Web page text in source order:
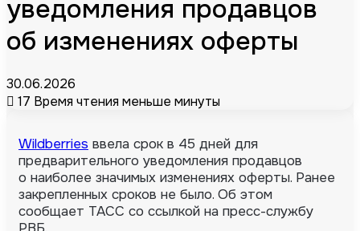
уведомления продавцов
об изменениях оферты
30.06.2026
17 Время чтения меньше минуты
Wildberries ввела срок в 45 дней для
предварительного уведомления продавцов
о наиболее значимых изменениях оферты. Ранее
закрепленных сроков не было. Об этом
сообщает ТАСС со ссылкой на пресс-службу